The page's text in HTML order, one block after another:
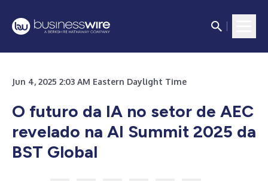
Jun 4, 2025 2:03 AM Eastern Daylight Time
O futuro da IA no setor de AEC
revelado na AI Summit 2025 da
BST Global